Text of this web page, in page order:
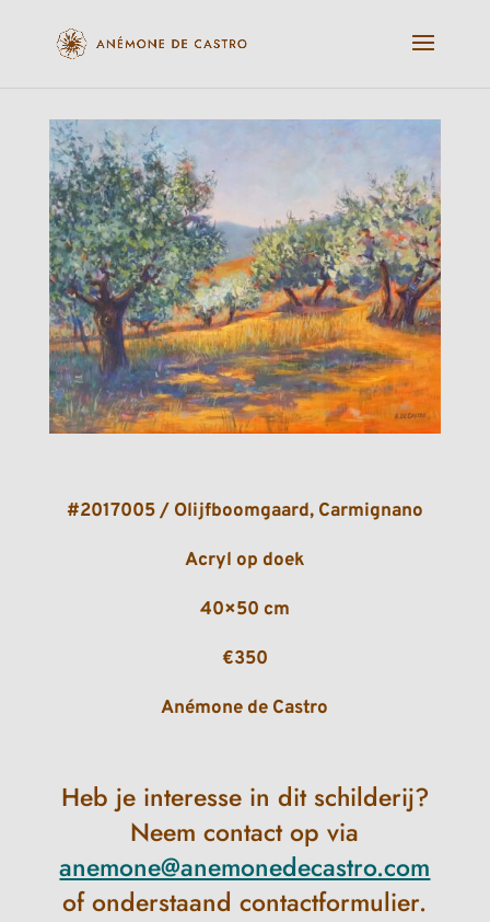
#2017005 / Olijfboomgaard, Carmignano
Acryl op doek
40×50 cm
€350
Anémone de Castro
Heb je interesse in dit schilderij?
Neem contact op via
anemone@anemonedecastro.com
of onderstaand contactformulier.